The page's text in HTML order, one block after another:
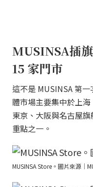
MUSINSA插
15 家門市
這不是 MUSINSA 第
體市場主要集中於上
東京、大阪與名古屋
重點之一。
MUSINSA Store。圖片來源｜